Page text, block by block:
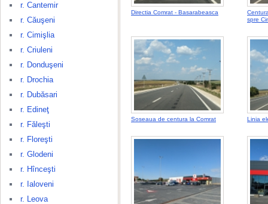
r. Cantemir
r. Căuşeni
r. Cimişlia
r. Criuleni
r. Donduşeni
r. Drochia
r. Dubăsari
r. Edineţ
r. Făleşti
r. Floreşti
r. Glodeni
r. Hînceşti
r. Ialoveni
r. Leova
Directia Comrat - Basarabeasca
spre
Soseaua de centura la Comrat Linia